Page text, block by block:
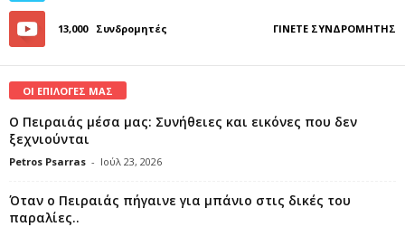
13,000 Συνδρομητές ΓΊΝΕΤΕ ΣΥΝΔΡΟΜΗΤΉΣ
ΟΙ ΕΠΙΛΟΓΕΣ ΜΑΣ
Ο Πειραιάς μέσα μας: Συνήθειες και εικόνες που δεν
ξεχνιούνται
Petros Psarras - Ιούλ 23, 2026
Όταν ο Πειραιάς πήγαινε για μπάνιο στις δικές του
παραλίες..